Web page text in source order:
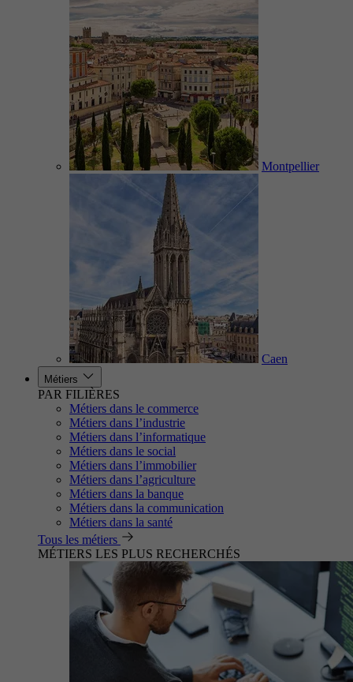
Montpellier
Caen
Métiers
PAR FILIÈRES
Métiers dans le commerce
Métiers dans l’industrie
Métiers dans l’informatique
Métiers dans le social
Métiers dans l’immobilier
Métiers dans l’agriculture
Métiers dans la banque
Métiers dans la communication
Métiers dans la santé
Tous les métiers
MÉTIERS LES PLUS RECHERCHÉS